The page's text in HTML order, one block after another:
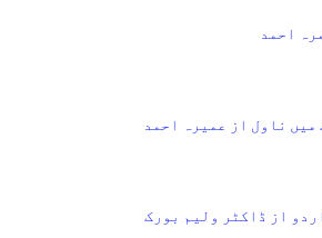
احمد
ناول از عمیرہ احمد
از ڈاکٹر ولیم بورک